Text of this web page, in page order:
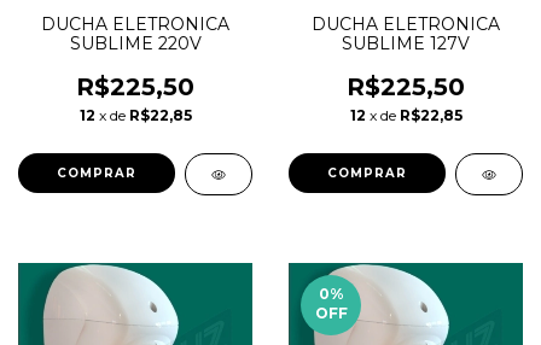
DUCHA ELETRONICA
SUBLIME 220V
R$225,50
12 x de R$22,85
DUCHA ELETRONICA
SUBLIME 127V
R$225,50
12 x de R$22,85
0%
OFF